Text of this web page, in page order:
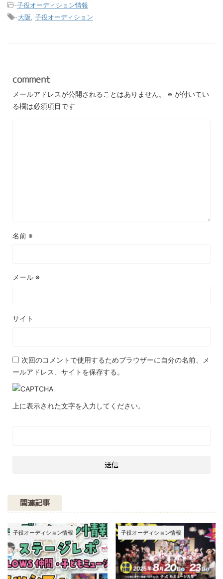
-子役オーディション情報
-大阪 子役オーディション
comment
メールアドレスが公開されることはありません。 ※ が付いてい
る欄は必須項目です
名前 ※
メール ※
サイト
次回のコメントで使用するためブラウザーに自分の名前、メ
ールアドレス、サイトを保存する。
上に表示された文字を入力してください。
関連記事
子役オーディション情報 子役オーディション情報